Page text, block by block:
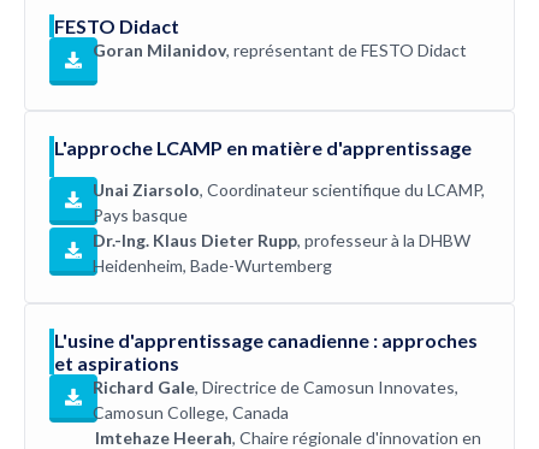
FESTO Didact
Goran Milanidov, représentant de FESTO Didact
L'approche LCAMP en matière d'apprentissage
Unai Ziarsolo, Coordinateur scientifique du LCAMP,
Pays basque
Dr.-Ing. Klaus Dieter Rupp, professeur à la DHBW
Heidenheim, Bade-Wurtemberg
L'usine d'apprentissage canadienne : approches
et aspirations
Richard Gale, Directrice de Camosun Innovates,
Camosun College, Canada
Imtehaze Heerah, Chaire régionale d'innovation en